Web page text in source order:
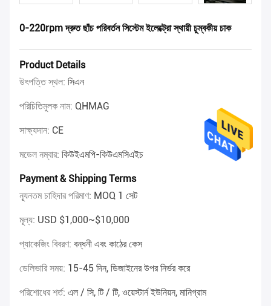
0-220rpm দ্রুত ছাঁচ পরিবর্তন সিস্টেম ইলেক্ট্রো স্থায়ী চুম্বকীয় চাক
Product Details
উৎপত্তি স্থল: সিএন
পরিচিতিমুলক নাম: QHMAG
সাক্ষ্যদান: CE
মডেল নম্বার: কিউইএমপি-কিউএমসিএইচ
Payment & Shipping Terms
ন্যূনতম চাহিদার পরিমাণ: MOQ 1 সেট
মূল্য: USD $1,000~$10,000
প্যাকেজিং বিবরণ: বন্ধনী এবং কাঠের কেস
ডেলিভারি সময়: 15-45 দিন, ডিজাইনের উপর নির্ভর করে
পরিশোধের শর্ত: এল / সি, টি / টি, ওয়েস্টার্ন ইউনিয়ন, মানিগ্রাম